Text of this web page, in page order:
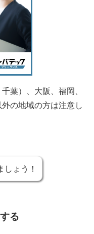
葉）、大阪、福岡、
の地域の方は注意し
しょう！
る